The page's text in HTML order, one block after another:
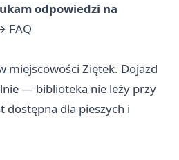
odpowiedzi na
FAQ
miejscowości Ziętek. Dojazd
— biblioteka nie leży przy
dostępna dla pieszych i